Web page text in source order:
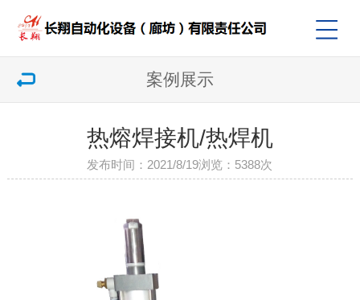
案例展示
热熔焊接机/热焊机
发布时间：2021/8/19浏览： 5388次